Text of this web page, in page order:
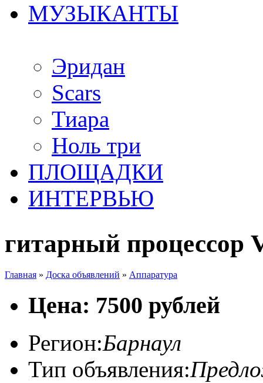
МУЗЫКАНТЫ
Эридан
Scars
Тиара
Ноль три
ПЛОЩАДКИ
ИНТЕРВЬЮ
гитарный процессор
Главная » Доска объявлений » Аппаратура
Цена: 7500 рублей
Регион:Барнаул
Тип объявления: